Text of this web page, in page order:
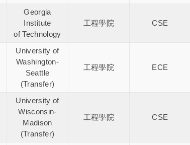
Georgia
Institute
of Technology
工程學院 CSE
University of
Washington-
Seattle
(Transfer)
工程學院 ECE
University of
Wisconsin-
Madison
(Transfer)
工程學院 CSE